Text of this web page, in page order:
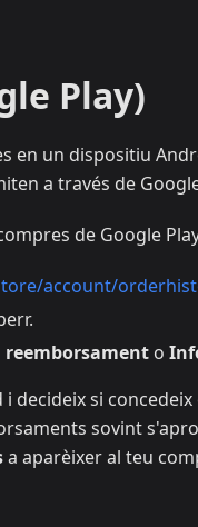
Play)
en un dispositiu
a través de
de Google
account/
reemborsament o
i decideix si
sovint
a aparèixer al teu